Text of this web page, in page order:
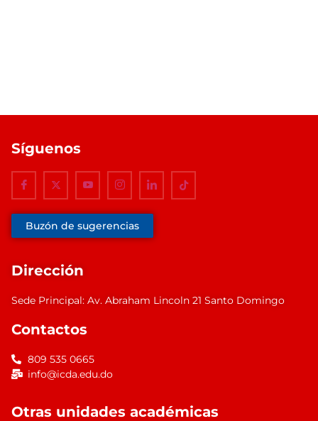
Síguenos
Buzón de sugerencias
Dirección
Sede Principal: Av. Abraham Lincoln 21 Santo Domingo
Contactos
809 535 0665
info@icda.edu.do
Otras unidades académicas